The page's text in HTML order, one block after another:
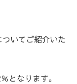
いてご紹介いた
となります。